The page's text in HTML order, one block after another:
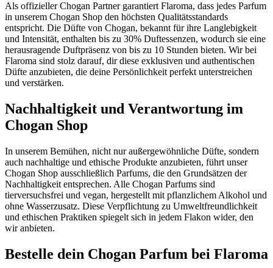
Als offizieller Chogan Partner garantiert Flaroma, dass jedes Parfum
in unserem Chogan Shop den höchsten Qualitätsstandards
entspricht. Die Düfte von Chogan, bekannt für ihre Langlebigkeit
und Intensität, enthalten bis zu 30% Duftessenzen, wodurch sie eine
herausragende Duftpräsenz von bis zu 10 Stunden bieten. Wir bei
Flaroma sind stolz darauf, dir diese exklusiven und authentischen
Düfte anzubieten, die deine Persönlichkeit perfekt unterstreichen
und verstärken.
Nachhaltigkeit und Verantwortung im
Chogan Shop
In unserem Bemühen, nicht nur außergewöhnliche Düfte, sondern
auch nachhaltige und ethische Produkte anzubieten, führt unser
Chogan Shop ausschließlich Parfums, die den Grundsätzen der
Nachhaltigkeit entsprechen. Alle Chogan Parfums sind
tierversuchsfrei und vegan, hergestellt mit pflanzlichem Alkohol und
ohne Wasserzusatz. Diese Verpflichtung zu Umweltfreundlichkeit
und ethischen Praktiken spiegelt sich in jedem Flakon wider, den
wir anbieten.
Bestelle dein Chogan Parfum bei Flaroma